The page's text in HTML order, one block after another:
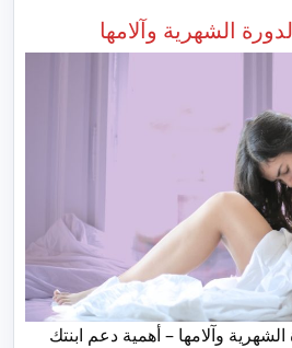
الشهرية وآلامها
وآلامها – أهمية دعم ابنتك